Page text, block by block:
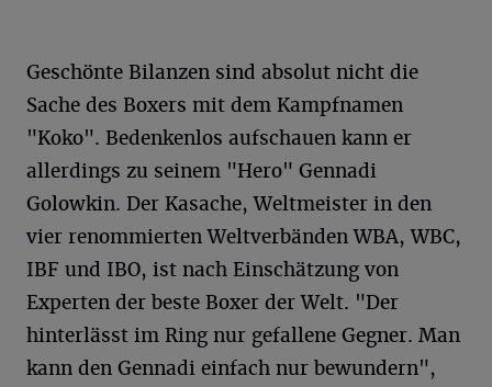
Geschönte Bilanzen sind absolut nicht die
Sache des Boxers mit dem Kampfnamen
"Koko". Bedenkenlos aufschauen kann er
allerdings zu seinem "Hero" Gennadi
Golowkin. Der Kasache, Weltmeister in den
vier renommierten Weltverbänden WBA, WBC,
IBF und IBO, ist nach Einschätzung von
Experten der beste Boxer der Welt. "Der
hinterlässt im Ring nur gefallene Gegner. Man
kann den Gennadi einfach nur bewundern",